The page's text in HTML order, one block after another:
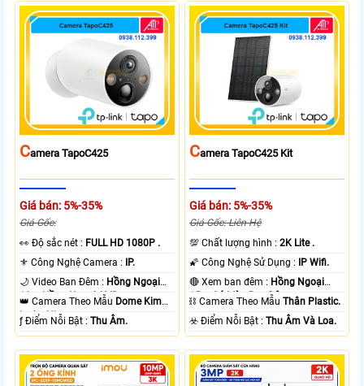
CAmera TapoC425
Giá bán: 5%-35%
Giá Gốc:
️👀 Độ sắc nét : FULL HD 1080P .
⚜️ Công Nghệ Camera : IP.
🌙 Video Ban Đêm : Hồng Ngoại
10m Hồng Ngoại SMD.
👑 Camera Theo Mẫu Dome Kim
loại + Nhựa.
️ƒ Điểm Nỗi Bật :Thu Âm.
CAmera TapoC425 Kit
Giá bán: 5%-35%
Giá Gốc: Liên Hệ
💯 Chất lượng hình :2K Lite .
🌠 Công Nghệ Sử Dụng : IP Wifi.
🔴 Xem ban đêm : Hồng Ngoại
15m Có Màu Ban Ðêm.
⛓ Camera Theo MẫuThân Plastic.
️☣️ Điểm Nỗi Bật :Thu Âm Và Loa.